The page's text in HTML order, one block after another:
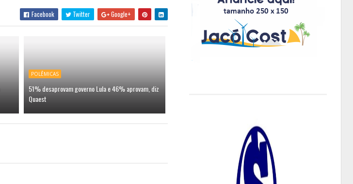
Facebook Twitter Google+
POLÊMICAS
51% desaprovam governo Lula e 46% aprovam, diz
Quaest